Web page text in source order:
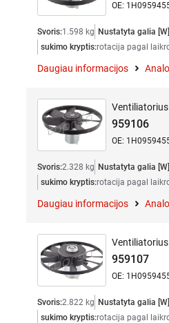
OE:
Svoris:1.598 kg Nustatyta galia
sukimo kryptis:rotacija pagal
Daugiau informacijos
959106
OE:
Svoris:2.328 kg Nustatyta galia
sukimo kryptis:rotacija pagal
Daugiau informacijos
959107
OE:
Svoris:2.822 kg Nustatyta galia
sukimo kryptis:rotacija pagal